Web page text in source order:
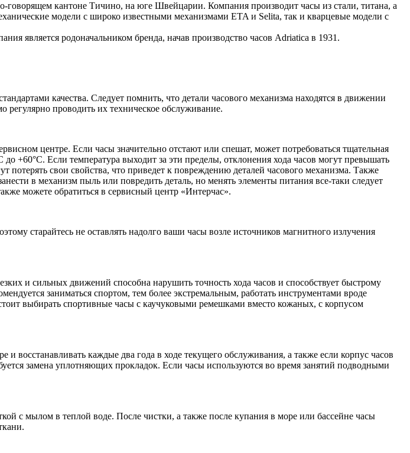
говорящем кантоне Тичино, на юге Швейцарии. Компания производит часы из стали, титана, а
модели с широко известными механизмами ETA и Selita, так и кварцевые модели с
является родоначальником бренда, начав производство часов Adriatica в 1931.
качества. Следует помнить, что детали часового механизма находятся в движении
регулярно проводить их техническое обслуживание.
центре. Если часы значительно отстают или спешат, может потребоваться тщательная
+60°C. Если температура выходит за эти пределы, отклонения хода часов могут превышать
свои свойства, что приведет к повреждению деталей часового механизма. Также
в механизм пыль или повредить деталь, но менять элементы питания все-таки следует
можете обратиться в сервисный центр «Интерчас».
старайтесь не оставлять надолго ваши часы возле источников магнитного излучения
и сильных движений способна нарушить точность хода часов и способствует быстрому
заниматься спортом, тем более экстремальным, работать инструментами вроде
выбирать спортивные часы с каучуковыми ремешками вместо кожаных, с корпусом
восстанавливать каждые два года в ходе текущего обслуживания, а также если корпус часов
замена уплотняющих прокладок. Если часы используются во время занятий подводными
с мылом в теплой воде. После чистки, а также после купания в море или бассейне часы